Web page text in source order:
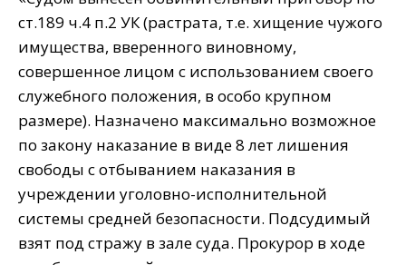
ст.189 ч.4 п.2 УК (растрата, т.е. хищение чужого
имущества, вверенного виновному,
совершенное лицом с использованием своего
служебного положения, в особо крупном
размере). Назначено максимально возможное
по закону наказание в виде 8 лет лишения
свободы с отбыванием наказания в
учреждении уголовно-исполнительной
системы средней безопасности. Подсудимый
взят под стражу в зале суда. Прокурор в ходе